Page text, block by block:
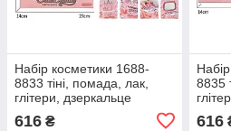
Набір косметики 1688-
8833 тіні, помада, лак,
глітери, дзеркальце
616 ₴
8835
616